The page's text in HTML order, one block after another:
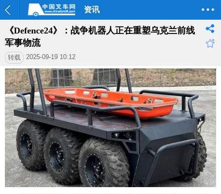
资讯
《Defence24》：战争机器人正在重塑乌克兰前线
军事物流
转载 2025-09-19 10:12